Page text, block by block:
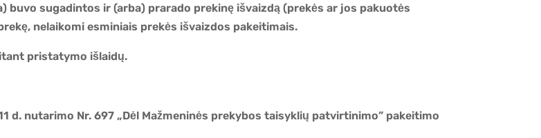
buvo sugadintos ir (arba) prarado prekinę išvaizdą (prekės ar jos pakuotės
nelaikomi esminiais prekės išvaizdos pakeitimais.
pristatymo išlaidų.
d. nutarimo Nr. 697 „Dėl Mažmeninės prekybos taisyklių patvirtinimo” pakeitimo